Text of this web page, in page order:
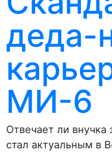
деда-
МИ-6
Отвечает ли внучка
стал актуальным в